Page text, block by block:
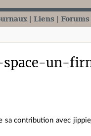
Liens Forums
space-un-
sa contribution avec